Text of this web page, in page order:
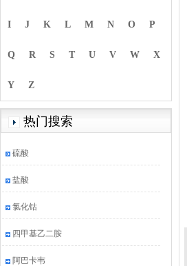
I J K L M N O P
Q R S T U V W X
Y Z
热门搜索
硫酸
盐酸
氯化钴
四甲基乙二胺
阿巴卡韦